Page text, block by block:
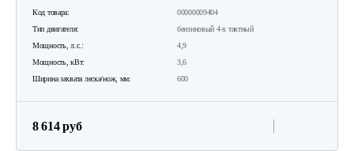
Код товара:
00000009404
Тип двигателя:
бензиновый 4-х тактный
Мощность, л.с.:
4,9
Мощность, кВт:
3,6
Ширина захвата леска/нож, мм:
600
8 614 руб